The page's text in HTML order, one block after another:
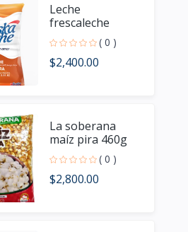
Leche
frescaleche
( 0 )
$2,400.00
La soberana
maíz pira 460g
( 0 )
$2,800.00